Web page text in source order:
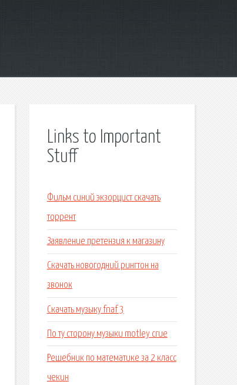
Links to Important
Stuff
Фильм синий экзорцист скачать
торрент
Заявление претензия к магазину
Скачать новогодний рингтон на
звонок
Скачать музыку fnaf 3
По ту сторону музыки motley crue
Решебник по математике за 2 класс
чекин